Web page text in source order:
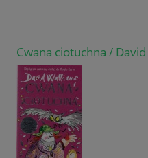
Cwana ciotuchna /